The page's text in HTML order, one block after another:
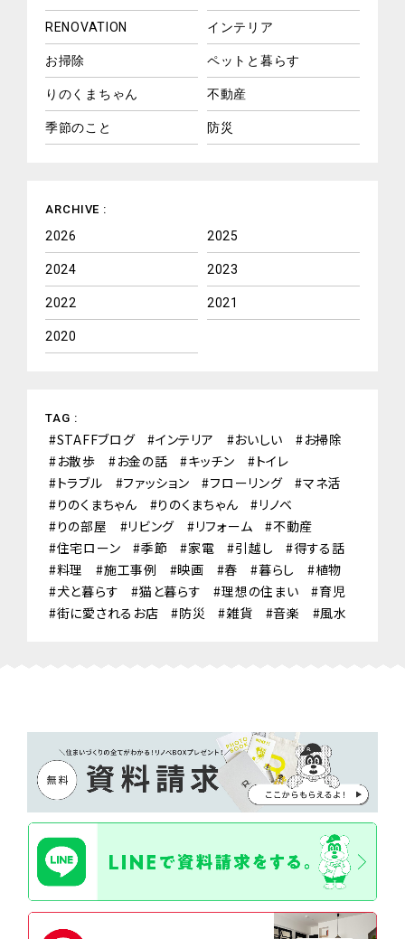
RENOVATION インテリア
お掃除 ペットと暮らす
りのくまちゃん 不動産
季節のこと 防災
ARCHIVE :
2026 2025
2024 2023
2022 2021
2020
TAG :
STAFFブログ インテリア おいしい
お掃除
お散歩
お金の話 キッチン
トイレ
トラブル
ファッション フローリング
マネ活
りのくまちゃん
りのくまちゃん
リノベ
りの部屋
リビング リフォーム
不動産
住宅ローン
季節 家電 引越し
得する話
料理
施工事例 映画 春 暮らし
植物
犬と暮らす
猫と暮らす 理想の住まい
育児
街に愛されるお店
防災 雑貨 音楽 風水